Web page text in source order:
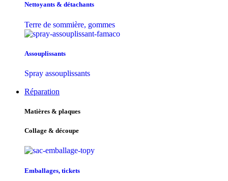
Nettoyants & détachants
Terre de sommière, gommes
Assouplissants
Spray assouplissants
Réparation
Matières & plaques
Collage & découpe
Emballages, tickets